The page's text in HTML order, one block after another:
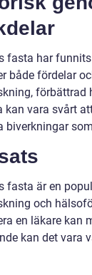
fasta har
både fördelar
förbättrad
kan vara svårt
biverkningar
fasta är en
och
en läkare kan
kan det vara